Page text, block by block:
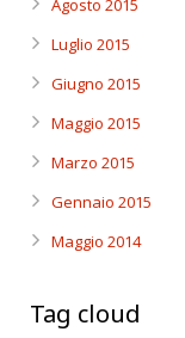
Agosto 2015
Luglio 2015
Giugno 2015
Maggio 2015
Marzo 2015
Gennaio 2015
Maggio 2014
Tag cloud